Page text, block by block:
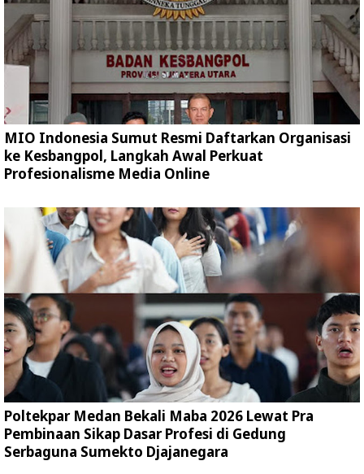
MIO Indonesia Sumut Resmi Daftarkan Organisasi
ke Kesbangpol, Langkah Awal Perkuat
Profesionalisme Media Online
Poltekpar Medan Bekali Maba 2026 Lewat Pra
Pembinaan Sikap Dasar Profesi di Gedung
Serbaguna Sumekto Djajanegara